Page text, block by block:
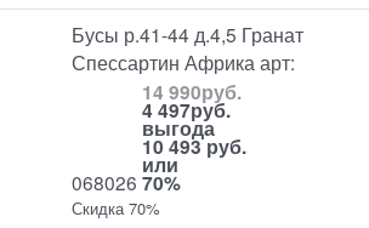
Бусы р.41-44 д.4,5 Гранат
Спессартин Африка арт:
068026
14 990руб.
4 497руб.
выгода
10 493 руб.
или
70%
Скидка 70%